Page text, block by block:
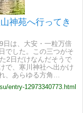
神苑へ行ってき
日は、大安・一粒万倍
でした。この三つがそ
2日だけなんだそうで
で、寒川神社へ出かけ
、あらゆる方角…
entry-12973340773.html